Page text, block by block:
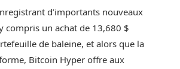
d’importants nouveaux
compris un achat de 13,680 $
de baleine, et alors que la
Bitcoin Hyper offre aux